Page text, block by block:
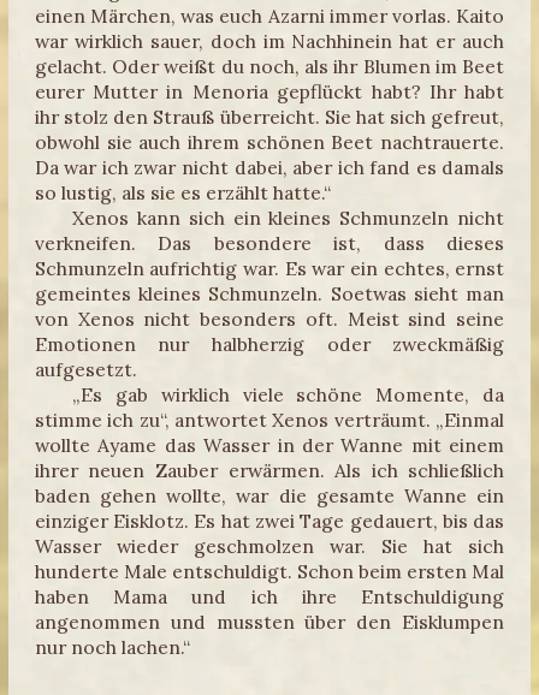
einen Märchen, was euch Azarni immer vorlas. Kaito
war wirklich sauer, doch im Nachhinein hat er auch
gelacht. Oder weißt du noch, als ihr Blumen im Beet
eurer Mutter in Menoria gepflückt habt? Ihr habt
ihr stolz den Strauß überreicht. Sie hat sich gefreut,
obwohl sie auch ihrem schönen Beet nachtrauerte.
Da war ich zwar nicht dabei, aber ich fand es damals
so lustig, als sie es erzählt hatte.“
Xenos kann sich ein kleines Schmunzeln nicht
verkneifen. Das besondere ist, dass dieses
Schmunzeln aufrichtig war. Es war ein echtes, ernst
gemeintes kleines Schmunzeln. Soetwas sieht man
von Xenos nicht besonders oft. Meist sind seine
Emotionen nur halbherzig oder zweckmäßig
aufgesetzt.
„Es gab wirklich viele schöne Momente, da
stimme ich zu“, antwortet Xenos verträumt. „Einmal
wollte Ayame das Wasser in der Wanne mit einem
ihrer neuen Zauber erwärmen. Als ich schließlich
baden gehen wollte, war die gesamte Wanne ein
einziger Eisklotz. Es hat zwei Tage gedauert, bis das
Wasser wieder geschmolzen war. Sie hat sich
hunderte Male entschuldigt. Schon beim ersten Mal
haben Mama und ich ihre Entschuldigung
angenommen und mussten über den Eisklumpen
nur noch lachen.“